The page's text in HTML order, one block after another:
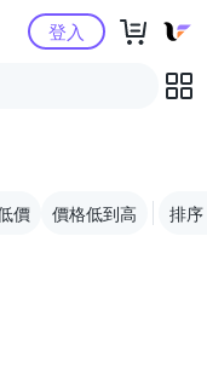
物中心登入
價 價格低到高 排序